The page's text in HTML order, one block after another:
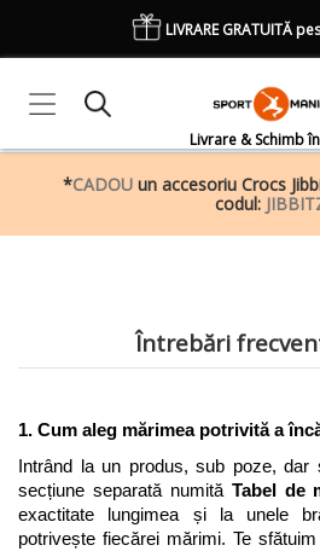
Livrare & Schimb
LIVRARE GRATUITĂ
*CADOU un accesoriu Crocs
codul:
Întrebări
1. Cum aleg mărimea potrivită a
Intrând la un produs, sub poze,
secțiune separată numită Tabel de
exactitate lungimea și la unele
potrivește fiecărei mărimi. Te